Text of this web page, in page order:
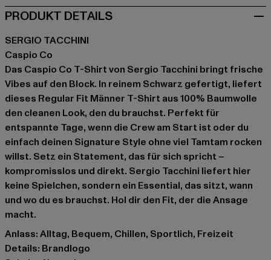
PRODUKT DETAILS
SERGIO TACCHINI
Caspio Co
Das Caspio Co T-Shirt von Sergio Tacchini bringt frische
Vibes auf den Block. In reinem Schwarz gefertigt, liefert
dieses Regular Fit Männer T-Shirt aus 100% Baumwolle
den cleanen Look, den du brauchst. Perfekt für
entspannte Tage, wenn die Crew am Start ist oder du
einfach deinen Signature Style ohne viel Tamtam rocken
willst. Setz ein Statement, das für sich spricht –
kompromisslos und direkt. Sergio Tacchini liefert hier
keine Spielchen, sondern ein Essential, das sitzt, wann
und wo du es brauchst. Hol dir den Fit, der die Ansage
macht.
Anlass: Alltag, Bequem, Chillen, Sportlich, Freizeit
Details: Brandlogo